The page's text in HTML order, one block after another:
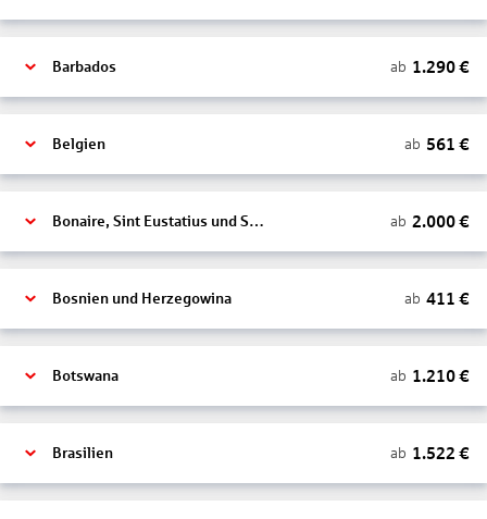
Barbados ab 1.290€
Belgien ab 561 €
Bonaire, Sint Eustatius und Saba ab 2.000€
Bosnien und Herzegowina ab 411 €
Botswana ab 1.210€
Brasilien ab 1.522 €